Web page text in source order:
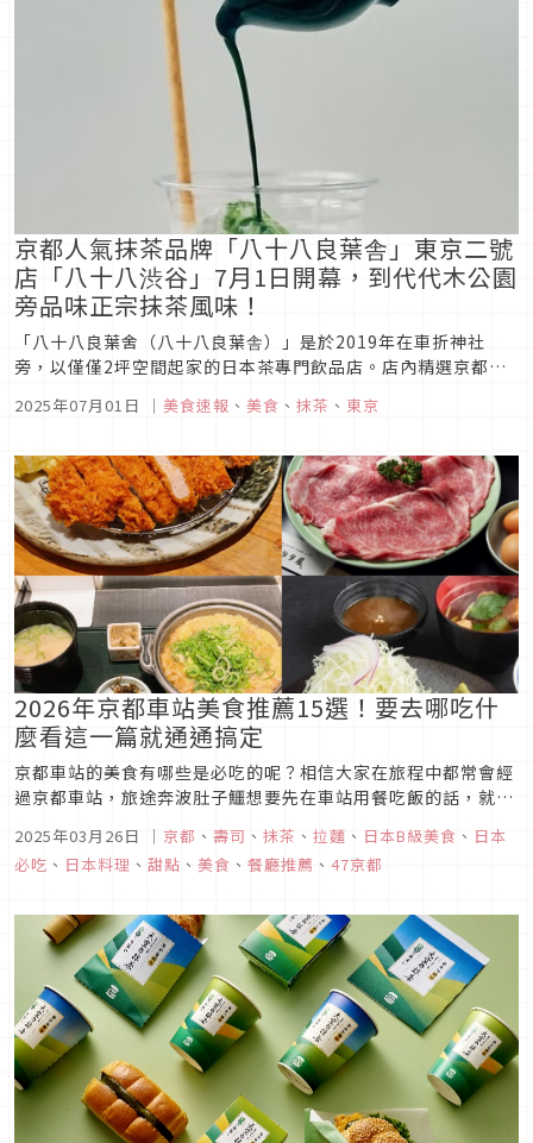
京都人氣抹茶品牌「八十八良葉舎」東京二號
店「八十八渋谷」7月1日開幕，到代代木公園
旁品味正宗抹茶風味！
「八十八良葉舍（八十八良葉舎）」是於2019年在車折神社
旁，以僅僅2坪空間起家的日本茶專門飲品店。店內精選京都府
產的特色茶款與單一產地抹茶，致力於呈現日本茶的多樣魅力與
深度。當中招牌商品「抹茶拿鐵壹（抹茶ラテ壱）」，更是以現
「八十八良葉...
2025年07月01日 ｜ 美食速報 、 美食 、 抹茶 、 東京
2026年京都車站美食推薦15選！要去哪吃什
麼看這一篇就通通搞定
京都車站的美食有哪些是必吃的呢？相信大家在旅程中都常會經
過京都車站，旅途奔波肚子鱷想要先在車站用餐吃飯的話，就要
在京都車站找餐廳啦！但說到京都車站以及車站附近美食的話，
你知道有什麼好吃的嗎？快來一起看下去吧！
2025年03月26日 ｜ 京都 、 壽司 、 抹茶 、 拉麵 、 日本B級美食 、 日本
必吃 、 日本料理 、 甜點 、 美食 、 餐廳推薦 、 47京都